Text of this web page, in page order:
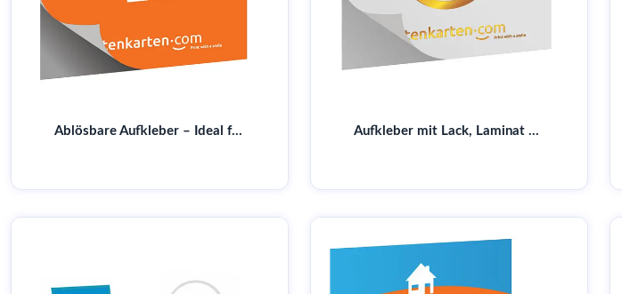
Ablösbare Aufkleber – Ideal für Promotion-Aktionen | Leicht anzubringen & zu entfernen | Jetzt entdecken Aufkleber mit Lack, Laminat & Co. | Online Druck